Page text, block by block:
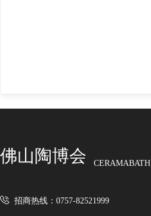
佛山陶博会 CERAMABATH
招商热线：0757-82521999